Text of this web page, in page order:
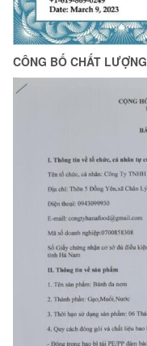
CÔNG BỐ CHẤT LƯỢNG